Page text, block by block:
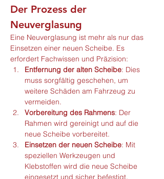
Der Prozess der
Neuverglasung
Eine Neuverglasung ist mehr als nur das
Einsetzen einer neuen Scheibe. Es
erfordert Fachwissen und Präzision:
Entfernung der alten Scheibe: Dies
muss sorgfältig geschehen, um
weitere Schäden am Fahrzeug zu
vermeiden.
Vorbereitung des Rahmens: Der
Rahmen wird gereinigt und auf die
neue Scheibe vorbereitet.
Einsetzen der neuen Scheibe: Mit
speziellen Werkzeugen und
Klebstoffen wird die neue Scheibe
eingesetzt und sicher befestigt.